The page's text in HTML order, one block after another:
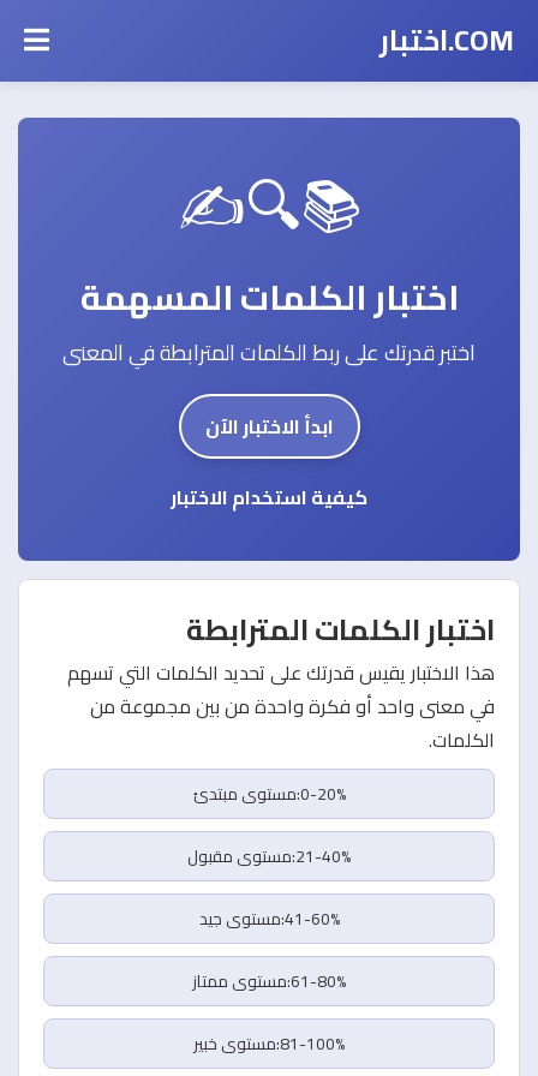
COM.اختبار
📚🔍✍️
اختبار الكلمات المسهمة
اختبر قدرتك على ربط الكلمات المترابطة في المعنى
ابدأ الاختبار الآن
كيفية استخدام الاختبار
اختبار الكلمات المترابطة
هذا الاختبار يقيس قدرتك على تحديد الكلمات التي تسهم
في معنى واحد أو فكرة واحدة من بين مجموعة من
الكلمات.
0-20%:مستوى مبتدئ
21-40%:مستوى مقبول
41-60%:مستوى جيد
61-80%:مستوى ممتاز
81-100%:مستوى خبير